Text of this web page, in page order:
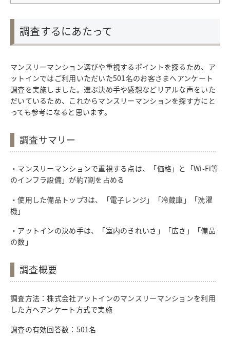
調査するにあたって
マンスリーマンション選びや重視するポイントを探るため、ア
ットインではご利用いただいた501名のお客さまへアンケート
調査を実施しました。選ぶ決め手や感想などリアルな声をいた
だいているため、これからマンスリーマンションを探す方にと
っても参考になると思います。
調査サマリー
・マンスリーマンションで重視する点は、「価格」と「Wi-Fi等
のインフラ設備」が約7割を占める
・使用した備品トップ3は、「電子レンジ」「冷蔵庫」「洗濯
機」
・アットインの決め手は、「室内のきれいさ」「広さ」「備品
の数」
調査概要
調査方法：株式会社アットインのマンスリーマンションを利用
した方へアンケート方式で実施
調査の有効回答数：501名